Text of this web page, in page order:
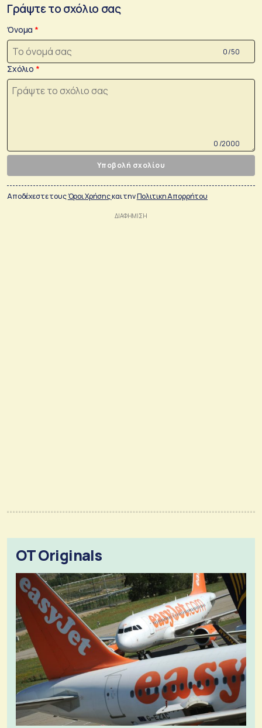
Γράψτε το σχόλιο σας
Όνομα
0 /50
Σχόλιο
0 /2000
Υποβολή σχολίου
Αποδέχεστε τουςΌροι Χρήσηςκαι τηνΠολιτικη Απορρήτου
OT Originals